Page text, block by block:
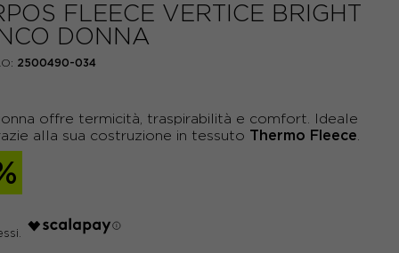
FLEECE VERTICE BRIGHT
DONNA
2500490-034
offre termicità, traspirabilità e comfort. Ideale
alla sua costruzione in tessuto Thermo Fleece